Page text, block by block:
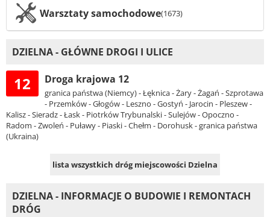
Warsztaty samochodowe(1673)
DZIELNA - GŁÓWNE DROGI I ULICE
12 Droga krajowa 12
granica państwa (Niemcy) - Łęknica - Żary - Żagań - Szprotawa
- Przemków - Głogów - Leszno - Gostyń - Jarocin - Pleszew -
Kalisz - Sieradz - Łask - Piotrków Trybunalski - Sulejów - Opoczno -
Radom - Zwoleń - Puławy - Piaski - Chełm - Dorohusk - granica państwa
(Ukraina)
lista wszystkich dróg miejscowości Dzielna
DZIELNA - INFORMACJE O BUDOWIE I REMONTACH
DRÓG